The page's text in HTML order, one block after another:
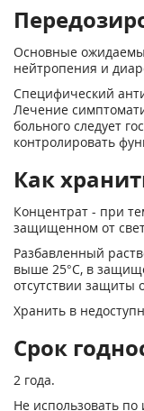
Основные
нейтропения и
Специфический
Лечение
больного следует
контролировать
Как
Концентрат - при
защищенном от
Разбавленный
выше 25°С, в
отсутствии защиты
Хранить в
Срок
2 года.
Не использовать по